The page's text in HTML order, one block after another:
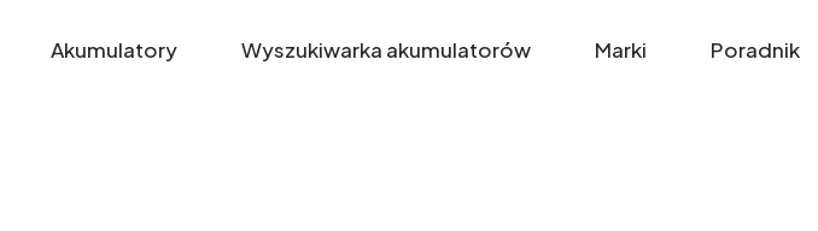
Akumulatory Wyszukiwarka akumulatorów Marki Poradnik